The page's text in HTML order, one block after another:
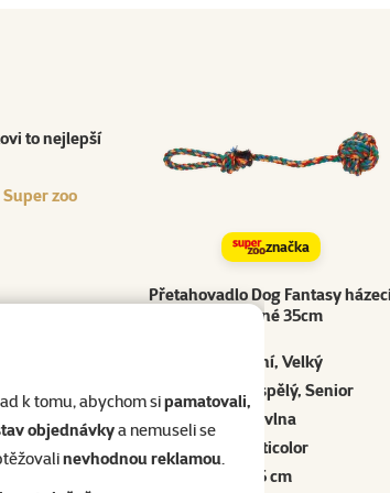
k tomu, abychom sipamatovali,
objednávkya nemuseli se
nevhodnou reklamou.
to nejlepší
zoo
značka
Přetahovadlo Dog Fantasy
barevné 35cm
Střední, Velký
Štěně, Dospělý, Senior
Bavlna
Multicolor
35 cm